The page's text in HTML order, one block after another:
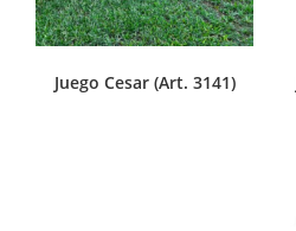
Juego Cesar (Art. 3141)